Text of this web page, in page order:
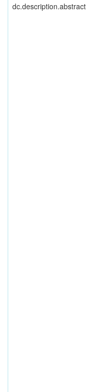
dc.description.abstract